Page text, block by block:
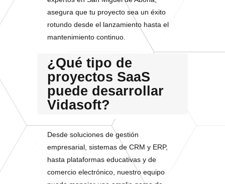
asegura que tu proyecto sea un éxito
rotundo desde el lanzamiento hasta el
mantenimiento continuo.
¿Qué tipo de
proyectos SaaS
puede desarrollar
Vidasoft?
Desde soluciones de gestión
empresarial, sistemas de CRM y ERP,
hasta plataformas educativas y de
comercio electrónico, nuestro equipo